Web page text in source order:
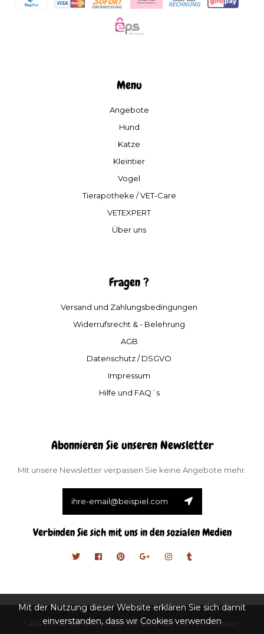
Menu
Angebote
Hund
Katze
Kleintier
Vogel
Tierapotheke / VET-Care
VETEXPERT
Über uns
Fragen ?
Versand und Zahlungsbedingungen
Widerrufsrecht & - Belehrung
AGB
Datenschutz / DSGVO
Impressum
Hilfe und FAQ´s
Abonnieren Sie unseren Newsletter
Mit unsere Newsletter verpassen Sie keine Angebote mehr.
Verbinden Sie sich mit uns in den sozialen Medien
* Alle Preise verstehen sich inklusive der Mehrwertsteuer,
Mit der Nutzung dieser Website erklären Sie sich damit
einverstanden, dass wir Cookies verwenden